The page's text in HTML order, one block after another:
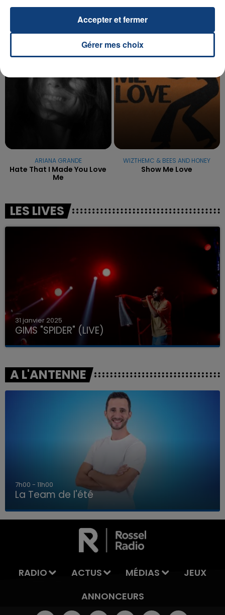
LA TEAM DE L'ÉTÉ
reconnu sa responsabilité et présenté ses
TITRES DIFFUSÉS
5h28
5h28
ARIANA GRANDE
Hate That I Made You Love
Me
5h26
5h26
WIZTHEMC & BEES AND HONEY
Show Me Love
LES LIVES
31 janvier 2025
GIMS "SPIDER" (LIVE)
A L'ANTENNE
7h00 - 11h00
La Team de l'été
RADIO ACTUS MÉDIAS
JEUX
ANNONCEURS
Gérer mes choix
Accepter et fermer